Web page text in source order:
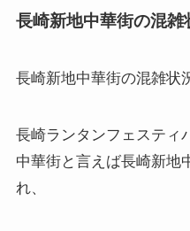
長崎新地中華街の混雑
長崎新地中華街の混雑状
長崎ランタンフェスティ
中華街と言えば長崎新地
れ、